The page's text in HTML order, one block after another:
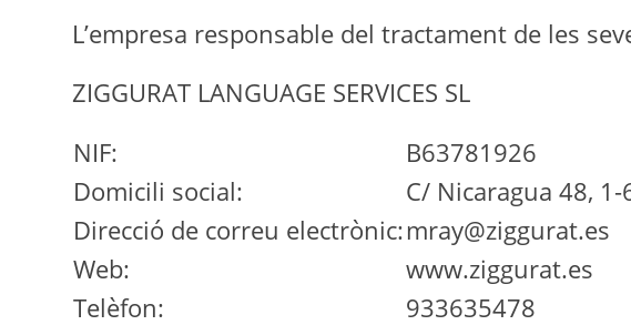
L’empresa responsable del tractament de les
ZIGGURAT LANGUAGE SERVICES SL
NIF:
B63781926
Domicili social:
C/ Nicaragua 48,
Direcció de correu electrònic:mray@ziggurat.es
Web:
www.ziggurat.es
Telèfon:
933635478